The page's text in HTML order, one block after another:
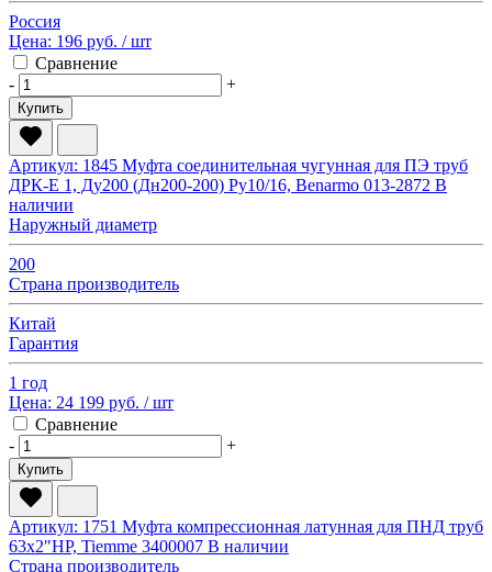
Россия
Цена: 196 руб. / шт
Сравнение
-
+
Купить
Артикул: 1845 Муфта соединительная чугунная для ПЭ труб
ДРК-Е 1, Ду200 (Дн200-200) Ру10/16, Benarmo 013-2872 В
наличии
Наружный диаметр
200
Страна производитель
Китай
Гарантия
1 год
Цена: 24 199 руб. / шт
Сравнение
-
+
Купить
Артикул: 1751 Муфта компрессионная латунная для ПНД труб
63х2"НР, Tiemme 3400007 В наличии
Страна производитель